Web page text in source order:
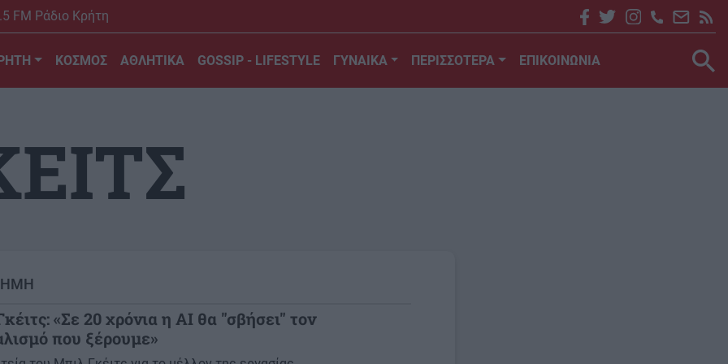
FM Ράδιο Κρήτη
ΚΟΣΜΟΣ ΑΘΛΗΤΙΚΑ GOSSIP - LIFESTYLE ΓΥΝΑΙΚΑ ΠΕΡΙΣΣΟΤΕΡΑ ΕΠΙΚΟΙΝΩΝΙΑ
«Σε 20 χρόνια η AI θα "σβήσει" τον
που ξέρουμε»